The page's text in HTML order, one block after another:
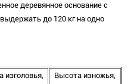
деревянное основание с
до 120 кг на одно
изголовья,
Высота изножья,